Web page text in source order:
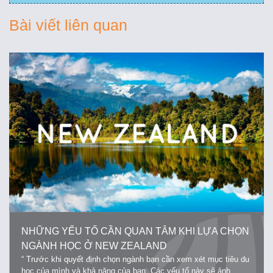
Bài viết liên quan
NHỮNG YẾU TỐ CẦN QUAN TÂM KHI LỰA CHỌN
NGÀNH HỌC Ở NEW ZEALAND
“ Trước khi quyết định chọn ngành bạn cần xem xét mục tiêu du
học của mình và khả năng của bạn. Các yếu tố này sẽ ảnh